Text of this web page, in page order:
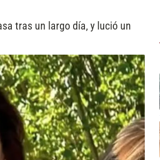
tras un largo día, y lució un